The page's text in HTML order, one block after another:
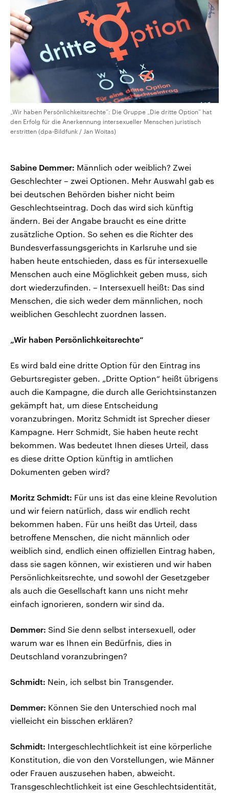
„Wir haben Persönlichkeitsrechte“: Die Gruppe „Die dritte Option“ hat
den Erfolg für die Anerkennung intersexueller Menschen juristisch
erstritten (dpa-Bildfunk / Jan Woitas)
Sabine Demmer: Männlich oder weiblich? Zwei
Geschlechter – zwei Optionen. Mehr Auswahl gab es
bei deutschen Behörden bisher nicht beim
Geschlechtseintrag. Doch das wird sich künftig
ändern. Bei der Angabe braucht es eine dritte
zusätzliche Option. So sehen es die Richter des
Bundesverfassungsgerichts in Karlsruhe und sie
haben heute entschieden, dass es für intersexuelle
Menschen auch eine Möglichkeit geben muss, sich
dort wiederzufinden. – Intersexuell heißt: Das sind
Menschen, die sich weder dem männlichen, noch
weiblichen Geschlecht zuordnen lassen.
„Wir haben Persönlichkeitsrechte“
Es wird bald eine dritte Option für den Eintrag ins
Geburtsregister geben. „Dritte Option“ heißt übrigens
auch die Kampagne, die durch alle Gerichtsinstanzen
gekämpft hat, um diese Entscheidung
voranzubringen. Moritz Schmidt ist Sprecher dieser
Kampagne. Herr Schmidt, Sie haben heute recht
bekommen. Was bedeutet Ihnen dieses Urteil, dass
es diese dritte Option künftig in amtlichen
Dokumenten geben wird?
Moritz Schmidt: Für uns ist das eine kleine Revolution
und wir feiern natürlich, dass wir endlich recht
bekommen haben. Für uns heißt das Urteil, dass
betroffene Menschen, die nicht männlich oder
weiblich sind, endlich einen offiziellen Eintrag haben,
dass sie sagen können, wir existieren und wir haben
Persönlichkeitsrechte, und sowohl der Gesetzgeber
als auch die Gesellschaft kann uns nicht mehr
einfach ignorieren, sondern wir sind da.
Demmer: Sind Sie denn selbst intersexuell, oder
warum war es Ihnen ein Bedürfnis, dies in
Deutschland voranzubringen?
Schmidt: Nein, ich selbst bin Transgender.
Demmer: Können Sie den Unterschied noch mal
vielleicht ein bisschen erklären?
Schmidt: Intergeschlechtlichkeit ist eine körperliche
Konstitution, die von den Vorstellungen, wie Männer
oder Frauen auszusehen haben, abweicht.
Transgeschlechtlichkeit ist eine Geschlechtsidentität,